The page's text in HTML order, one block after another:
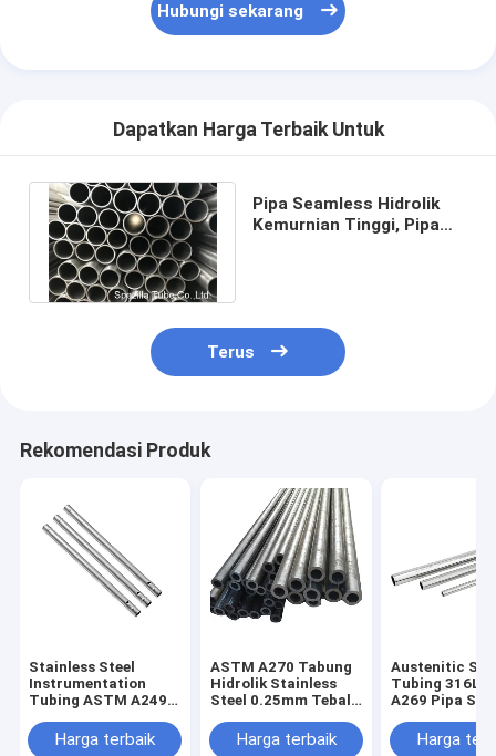
Hubungi sekarang
Dapatkan Harga Terbaik Untuk
Pipa Seamless Hidrolik
Kemurnian Tinggi, Pipa
Terus
Rekomendasi Produk
Stainless Steel
Instrumentation
Tubing ASTM A249
6.00 X 1.00MM untuk
aplikasi industri
Harga terbaik
ASTM A270 Tabung
Hidrolik Stainless
Steel 0.25mm Tebal
TP347H S32750
Harga terbaik
Austenitic SS
Tubing 316L
A269 Pipa
Harga